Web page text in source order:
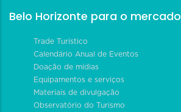
Belo Horizonte para o mercado
Trade Turístico
Calendário Anual de Eventos
Doação de mídias
Equipamentos e serviços
Materiais de divulgação
Observatório do Turismo